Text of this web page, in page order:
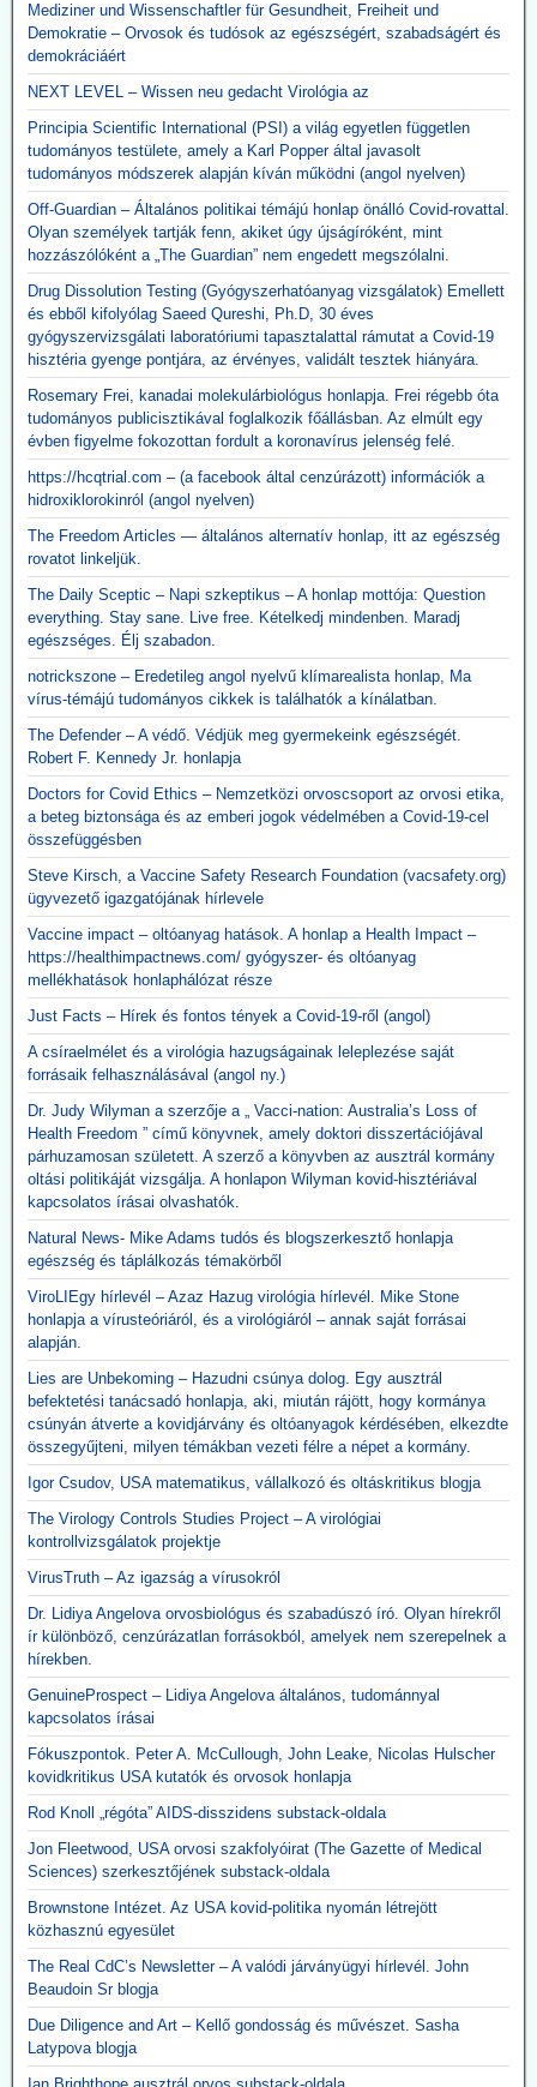
Mediziner und Wissenschaftler für Gesundheit, Freiheit und
Demokratie – Orvosok és tudósok az egészségért, szabadságért és
demokráciáért
NEXT LEVEL – Wissen neu gedacht Virológia az
Principia Scientific International (PSI) a világ egyetlen független
tudományos testülete, amely a Karl Popper által javasolt
tudományos módszerek alapján kíván működni (angol nyelven)
Off-Guardian – Általános politikai témájú honlap önálló Covid-rovattal.
Olyan személyek tartják fenn, akiket úgy újságíróként, mint
hozzászólóként a „The Guardian” nem engedett megszólalni.
Drug Dissolution Testing (Gyógyszerhatóanyag vizsgálatok) Emellett
és ebből kifolyólag Saeed Qureshi, Ph.D, 30 éves
gyógyszervizsgálati laboratóriumi tapasztalattal rámutat a Covid-19
hisztéria gyenge pontjára, az érvényes, validált tesztek hiányára.
Rosemary Frei, kanadai molekulárbiológus honlapja. Frei régebb óta
tudományos publicisztikával foglalkozik főállásban. Az elmúlt egy
évben figyelme fokozottan fordult a koronavírus jelenség felé.
https://hcqtrial.com – (a facebook által cenzúrázott) információk a
hidroxiklorokinról (angol nyelven)
The Freedom Articles — általános alternatív honlap, itt az egészség
rovatot linkeljük.
The Daily Sceptic – Napi szkeptikus – A honlap mottója: Question
everything. Stay sane. Live free. Kételkedj mindenben. Maradj
egészséges. Élj szabadon.
notrickszone – Eredetileg angol nyelvű klímarealista honlap, Ma
vírus-témájú tudományos cikkek is találhatók a kínálatban.
The Defender – A védő. Védjük meg gyermekeink egészségét.
Robert F. Kennedy Jr. honlapja
Doctors for Covid Ethics – Nemzetközi orvoscsoport az orvosi etika,
a beteg biztonsága és az emberi jogok védelmében a Covid-19-cel
összefüggésben
Steve Kirsch, a Vaccine Safety Research Foundation (vacsafety.org)
ügyvezető igazgatójának hírlevele
Vaccine impact – oltóanyag hatások. A honlap a Health Impact –
https://healthimpactnews.com/ gyógyszer- és oltóanyag
mellékhatások honlaphálózat része
Just Facts – Hírek és fontos tények a Covid-19-ről (angol)
A csíraelmélet és a virológia hazugságainak leleplezése saját
forrásaik felhasználásával (angol ny.)
Dr. Judy Wilyman a szerzője a „ Vacci-nation: Australia’s Loss of
Health Freedom ” című könyvnek, amely doktori disszertációjával
párhuzamosan született. A szerző a könyvben az ausztrál kormány
oltási politikáját vizsgálja. A honlapon Wilyman kovid-hisztériával
kapcsolatos írásai olvashatók.
Natural News- Mike Adams tudós és blogszerkesztő honlapja
egészség és táplálkozás témakörből
ViroLIEgy hírlevél – Azaz Hazug virológia hírlevél. Mike Stone
honlapja a vírusteóriáról, és a virológiáról – annak saját forrásai
alapján.
Lies are Unbekoming – Hazudni csúnya dolog. Egy ausztrál
befektetési tanácsadó honlapja, aki, miután rájött, hogy kormánya
csúnyán átverte a kovidjárvány és oltóanyagok kérdésében, elkezdte
összegyűjteni, milyen témákban vezeti félre a népet a kormány.
Igor Csudov, USA matematikus, vállalkozó és oltáskritikus blogja
The Virology Controls Studies Project – A virológiai
kontrollvizsgálatok projektje
VirusTruth – Az igazság a vírusokról
Dr. Lidiya Angelova orvosbiológus és szabadúszó író. Olyan hírekről
ír különböző, cenzúrázatlan forrásokból, amelyek nem szerepelnek a
hírekben.
GenuineProspect – Lidiya Angelova általános, tudománnyal
kapcsolatos írásai
Fókuszpontok. Peter A. McCullough, John Leake, Nicolas Hulscher
kovidkritikus USA kutatók és orvosok honlapja
Rod Knoll „régóta” AIDS-disszidens substack-oldala
Jon Fleetwood, USA orvosi szakfolyóirat (The Gazette of Medical
Sciences) szerkesztőjének substack-oldala
Brownstone Intézet. Az USA kovid-politika nyomán létrejött
közhasznú egyesület
The Real CdC’s Newsletter – A valódi járványügyi hírlevél. John
Beaudoin Sr blogja
Due Diligence and Art – Kellő gondosság és művészet. Sasha
Latypova blogja